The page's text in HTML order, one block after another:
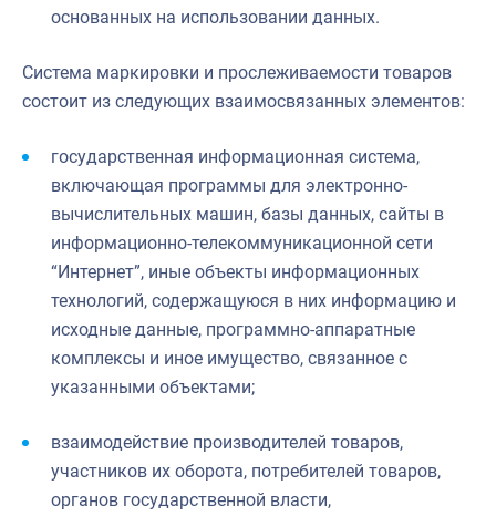
основанных на использовании данных.
Система маркировки и прослеживаемости товаров
состоит из следующих взаимосвязанных элементов:
государственная информационная система,
включающая программы для электронно-
вычислительных машин, базы данных, сайты в
информационно-телекоммуникационной сети
“Интернет”, иные объекты информационных
технологий, содержащуюся в них информацию и
исходные данные, программно-аппаратные
комплексы и иное имущество, связанное с
указанными объектами;
взаимодействие производителей товаров,
участников их оборота, потребителей товаров,
органов государственной власти,